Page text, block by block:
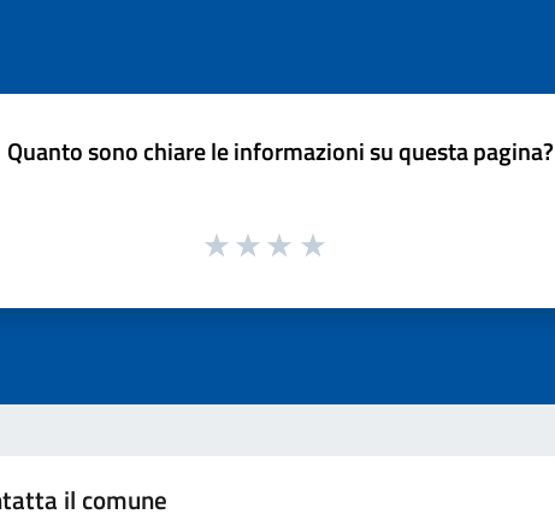
Quanto sono chiare le informazioni su questa pagina?
il comune